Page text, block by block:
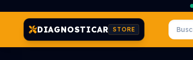
DIAGNOSTICAR STORE